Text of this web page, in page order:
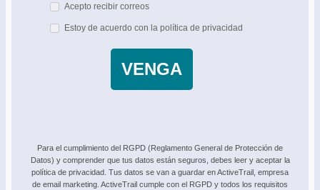
Acepto recibir correos
Estoy de acuerdo con la política de privacidad
VENGA
Para el cumplimiento del RGPD (Reglamento General de Protección de
Datos) y comprender que tus datos están seguros, debes leer y aceptar la
política de privacidad. Tus datos se van a guardar en ActiveTrail, empresa
de email marketing. ActiveTrail cumple con el RGPD y todos los requisitos